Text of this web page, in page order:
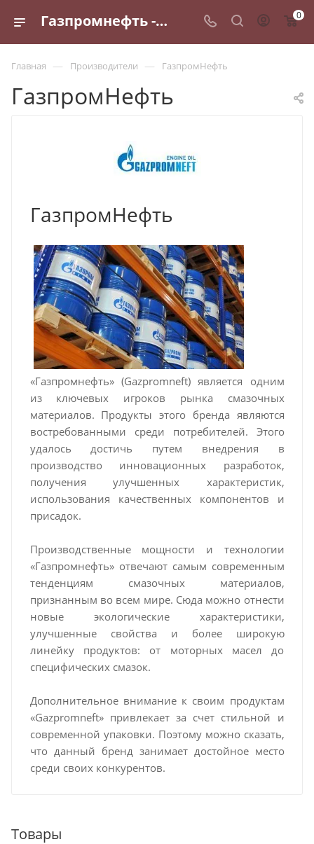
Газпромнефть - производитель высококачественных моторных масел, технических жидкостей и смазок 0
Главная — Производители — ГазпромНефть
ГазпромНефть
ГазпромНефть
«Газпромнефть» (Gazpromneft) является одним
из ключевых игроков рынка смазочных
материалов. Продукты этого бренда являются
востребованными среди потребителей. Этого
удалось достичь путем внедрения в
производство инновационных разработок,
получения улучшенных характеристик,
использования качественных компонентов и
присадок.
Производственные мощности и технологии
«Газпромнефть» отвечают самым современным
тенденциям смазочных материалов,
признанным во всем мире. Сюда можно отнести
новые экологические характеристики,
улучшенные свойства и более широкую
линейку продуктов: от моторных масел до
специфических смазок.
Дополнительное внимание к своим продуктам
«Gazpromneft» привлекает за счет стильной и
современной упаковки. Поэтому можно сказать,
что данный бренд занимает достойное место
среди своих конкурентов.
Товары